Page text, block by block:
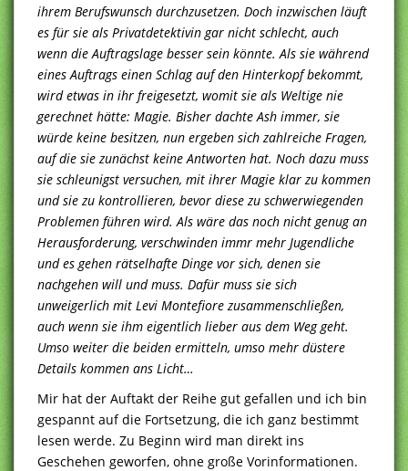
ihrem Berufswunsch durchzusetzen. Doch inzwischen läuft
es für sie als Privatdetektivin gar nicht schlecht, auch
wenn die Auftragslage besser sein könnte. Als sie während
eines Auftrags einen Schlag auf den Hinterkopf bekommt,
wird etwas in ihr freigesetzt, womit sie als Weltige nie
gerechnet hätte: Magie. Bisher dachte Ash immer, sie
würde keine besitzen, nun ergeben sich zahlreiche Fragen,
auf die sie zunächst keine Antworten hat. Noch dazu muss
sie schleunigst versuchen, mit ihrer Magie klar zu kommen
und sie zu kontrollieren, bevor diese zu schwerwiegenden
Problemen führen wird. Als wäre das noch nicht genug an
Herausforderung, verschwinden immr mehr Jugendliche
und es gehen rätselhafte Dinge vor sich, denen sie
nachgehen will und muss. Dafür muss sie sich
unweigerlich mit Levi Montefiore zusammenschließen,
auch wenn sie ihm eigentlich lieber aus dem Weg geht.
Umso weiter die beiden ermitteln, umso mehr düstere
Details kommen ans Licht…
Mir hat der Auftakt der Reihe gut gefallen und ich bin
gespannt auf die Fortsetzung, die ich ganz bestimmt
lesen werde. Zu Beginn wird man direkt ins
Geschehen geworfen, ohne große Vorinformationen.